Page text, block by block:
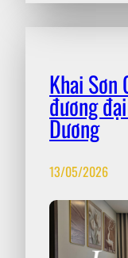
Khai
đương
Dương
13/05/2026